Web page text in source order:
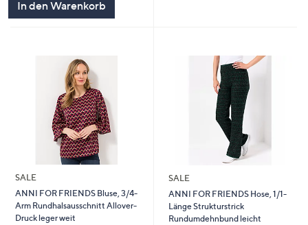
In den Warenkorb
SALE
ANNI FOR FRIENDS Bluse, 3/4-
Arm Rundhalsausschnitt Allover-
Druck leger weit
SALE
ANNI FOR FRIENDS Hose, 1/1-
Länge Strukturstrick
Rundumdehnbund leicht